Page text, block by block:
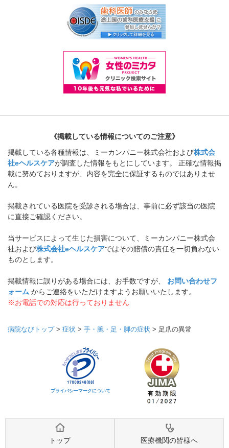
《掲載している情報についてのご注意》
掲載している各種情報は、ミーカンパニー株式会社および株式会
社eヘルスケアが調査した情報をもとにしています。 正確な情報掲
載に努めておりますが、内容を完全に保証するものではありませ
ん。
掲載されている医院を受診される場合は、事前に必ず該当の医院
に直接ご確認ください。
当サービスによって生じた損害について、ミーカンパニー株式会
社および株式会社eヘルスケアではその賠償の責任を一切負わない
ものとします。
掲載情報に誤りがある場合には、お手数ですが、 お問い合わせフ
ォーム からご連絡をいただけますようお願いいたします。
※お電話での対応は行っておりません
病院なびトップ> 症状 > 手・腕・足・脚の症状 > 足爪の異常
プライバシーマークについて
トップ 医療機関の皆様へ